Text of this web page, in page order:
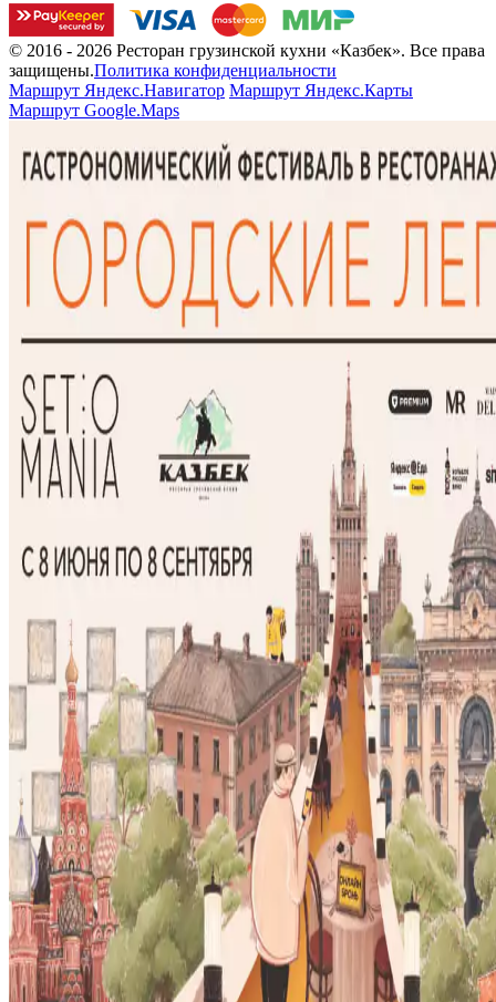
© 2016 - 2026 Ресторан грузинской кухни «Казбек». Все права
защищены.Политика конфиденциальности
Маршрут Яндекс.Навигатор Маршрут Яндекс.Карты
Маршрут Google.Maps